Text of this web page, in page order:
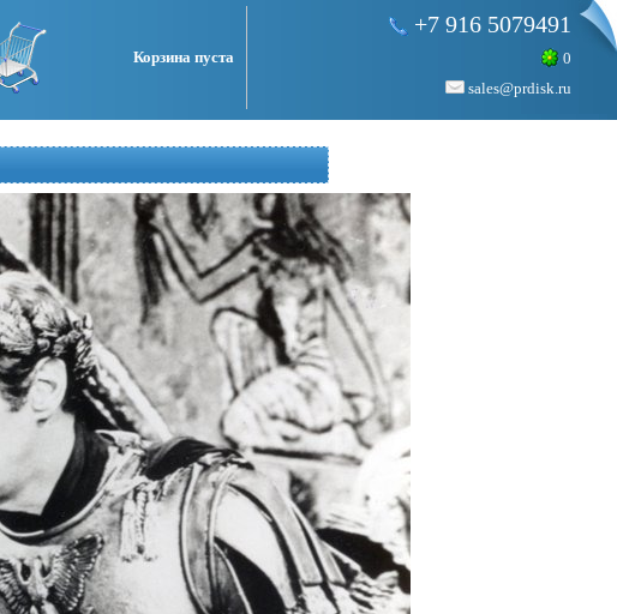
Корзина пуста
+7 916 5079491
0
sales@prdisk.ru